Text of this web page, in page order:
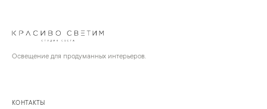
Освещение для продуманных интерьеров.
КОНТАКТЫ